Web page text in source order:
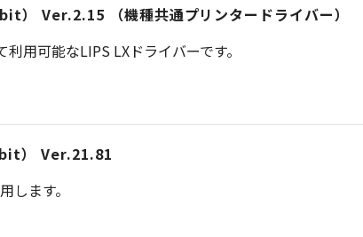
） Ver.2.15 （機種共通プリンタードライバー）
用可能なLIPS LXドライバーです。
） Ver.21.81
します。